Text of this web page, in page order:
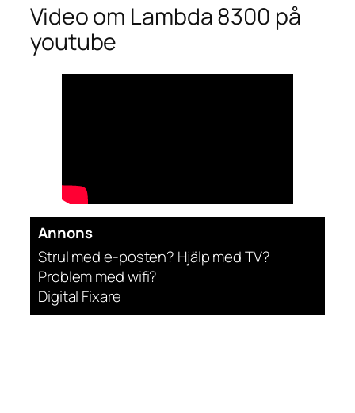
Video om Lambda 8300 på
youtube
Annons
Strul med e-posten? Hjälp med TV?
Problem med wifi?
Digital Fixare